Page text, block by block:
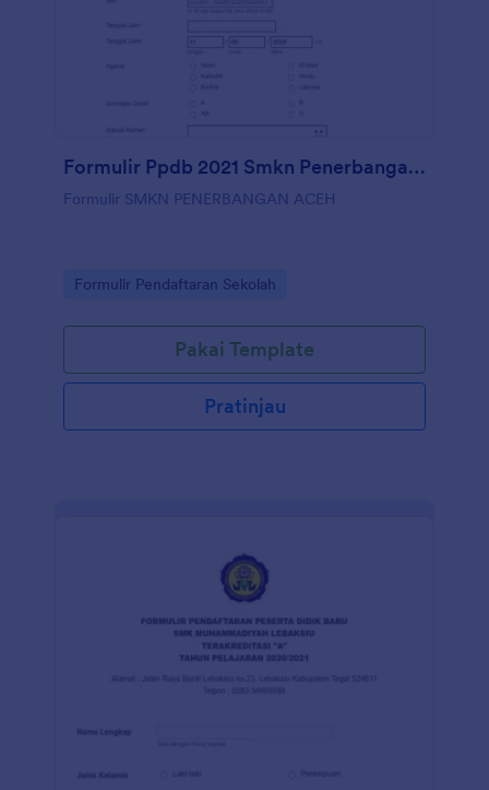
Formulir Ppdb 2021 Smkn Penerbangan Aceh
Formulir SMKN PENERBANGAN ACEH
Go to Category:
Formulir Pendaftaran Sekolah
Pakai Template
Pratinjau